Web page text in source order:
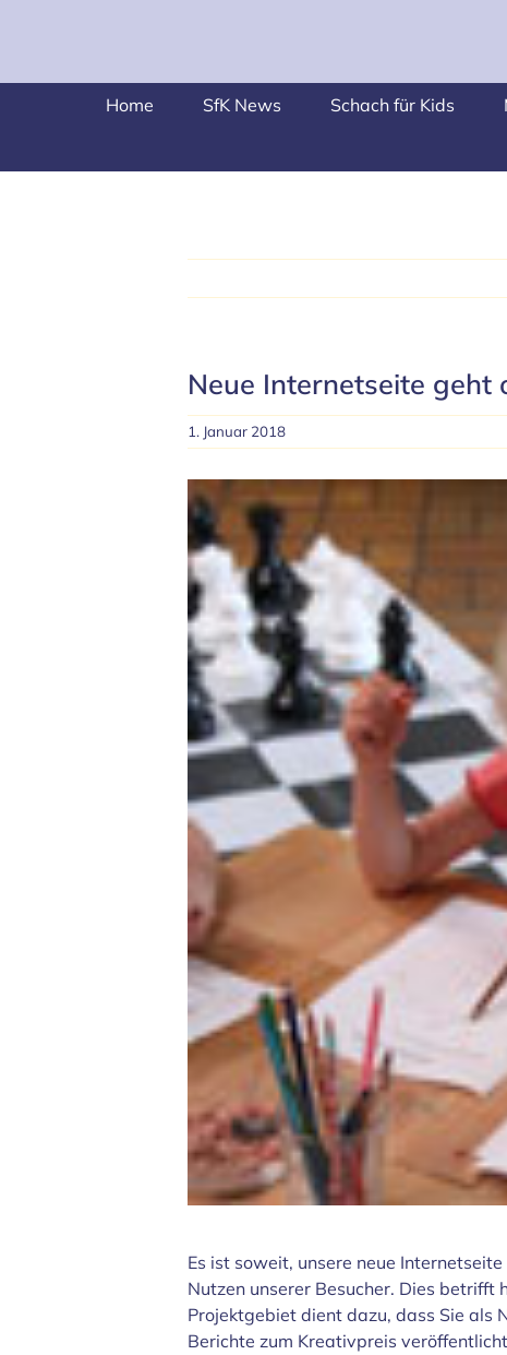
Home
SfK News Schach für Kids
Neue Internetseite geht
1. Januar 2018
Zeige
grösseres
Bild
Es ist soweit, unsere neue
Nutzen unserer Besucher. Dies
Projektgebiet dient dazu, dass Sie als
Berichte zum Kreativpreis